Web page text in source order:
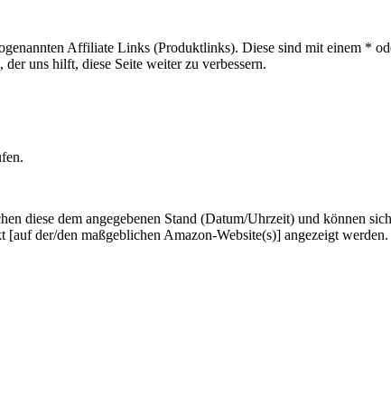
Affiliate Links (Produktlinks). Diese sind mit einem *
uns hilft, diese Seite weiter zu verbessern.
diese dem angegebenen Stand (Datum/Uhrzeit) und können
der/den maßgeblichen Amazon-Website(s)] angezeigt werden.